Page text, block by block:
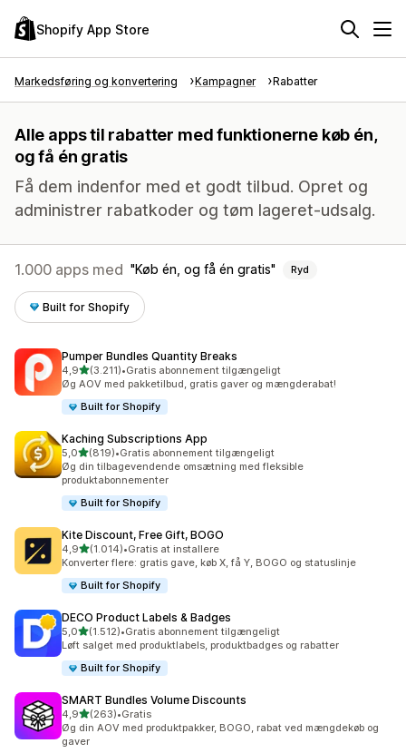
Shopify App Store
Markedsføring og konvertering Kampagner Rabatter
Alle apps til rabatter med funktionerne køb én,
og få én gratis
Få dem indenfor med et godt tilbud. Opret og
administrer rabatkoder og tøm lageret-udsalg.
1.000 apps med Køb én, og få én gratis Ryd
Built for Shopify
Pumper Bundles Quantity Breaks
4,9ud af 5 stjerner
(3.211)
3211 anmeldelser i alt
•Gratis abonnement tilgængeligt
Øg AOV med pakketilbud, gratis gaver og mængderabat!
Built for Shopify
Kaching Subscriptions App
5,0ud af 5 stjerner
(819)
819 anmeldelser i alt
•Gratis abonnement tilgængeligt
Øg din tilbagevendende omsætning med fleksible
produktabonnementer
Built for Shopify
Kite Discount, Free Gift, BOGO
4,9ud af 5 stjerner
(1.014)
1014 anmeldelser i alt
•Gratis at installere
Konverter flere: gratis gave, køb X, få Y, BOGO og statuslinje
Built for Shopify
DECO Product Labels & Badges
5,0ud af 5 stjerner
(1.512)
1512 anmeldelser i alt
•Gratis abonnement tilgængeligt
Løft salget med produktlabels, produktbadges og rabatter
Built for Shopify
SMART Bundles Volume Discounts
4,9ud af 5 stjerner
(263)
263 anmeldelser i alt
•Gratis
Øg din AOV med produktpakker, BOGO, rabat ved mængdekøb og
gaver